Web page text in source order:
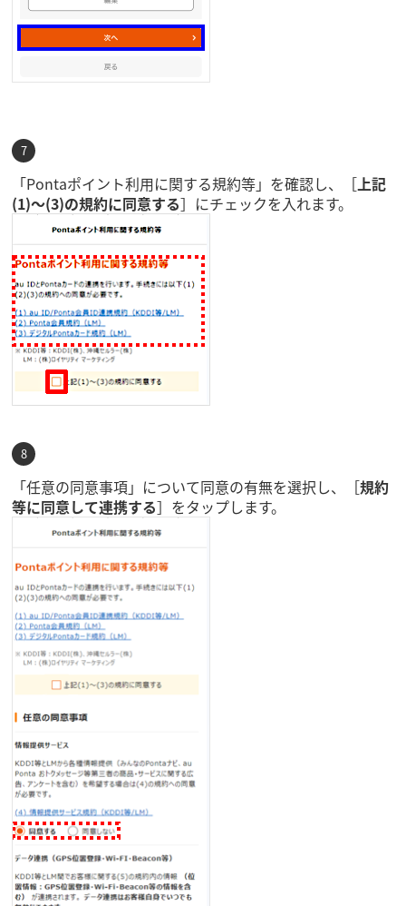
「Pontaポイント利用に関する規約等」を確認し、［上記
(1)～(3)の規約に同意する］にチェックを入れます。
「任意の同意事項」について同意の有無を選択し、［規約
等に同意して連携する］をタップします。